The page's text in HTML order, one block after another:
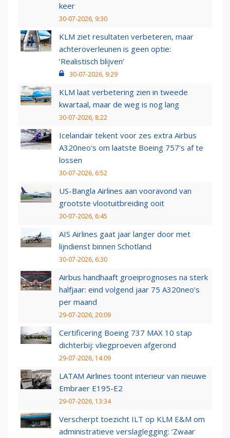
keer
30-07-2026, 9:30
KLM ziet resultaten verbeteren, maar
achteroverleunen is geen optie:
‘Realistisch blijven’
30-07-2026, 9:29
KLM laat verbetering zien in tweede
kwartaal, maar de weg is nog lang
30-07-2026, 8:22
Icelandair tekent voor zes extra Airbus
A320neo's om laatste Boeing 757's af te
lossen
30-07-2026, 6:52
US-Bangla Airlines aan vooravond van
grootste vlootuitbreiding ooit
30-07-2026, 6:45
AIS Airlines gaat jaar langer door met
lijndienst binnen Schotland
30-07-2026, 6:30
Airbus handhaaft groeiprognoses na sterk
halfjaar: eind volgend jaar 75 A320neo’s
per maand
29-07-2026, 20:09
Certificering Boeing 737 MAX 10 stap
dichterbij: vliegproeven afgerond
29-07-2026, 14:09
LATAM Airlines toont interieur van nieuwe
Embraer E195-E2
29-07-2026, 13:34
Verscherpt toezicht ILT op KLM E&M om
administratieve verslaglegging: ‘Zwaar